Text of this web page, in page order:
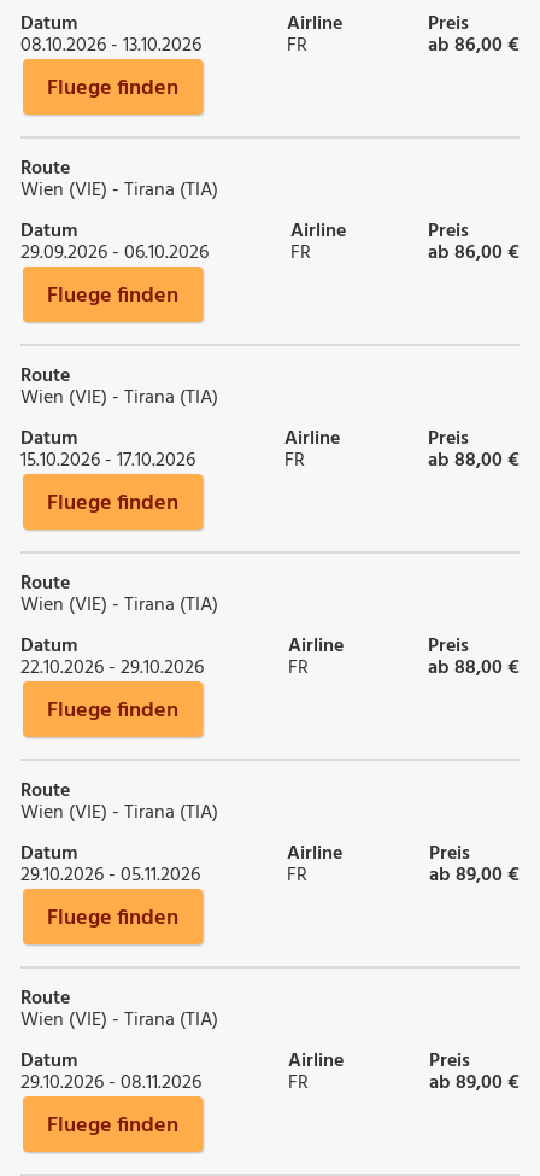
Datum
08.10.2026 - 13.10.2026
Airline
FR
Preis
ab 86,00 €
Fluege finden
Route
Wien (VIE) - Tirana (TIA)
Datum
29.09.2026 - 06.10.2026
Airline
FR
Preis
ab 86,00 €
Fluege finden
Route
Wien (VIE) - Tirana (TIA)
Datum
15.10.2026 - 17.10.2026
Airline
FR
Preis
ab 88,00 €
Fluege finden
Route
Wien (VIE) - Tirana (TIA)
Datum
22.10.2026 - 29.10.2026
Airline
FR
Preis
ab 88,00 €
Fluege finden
Route
Wien (VIE) - Tirana (TIA)
Datum
29.10.2026 - 05.11.2026
Airline
FR
Preis
ab 89,00 €
Fluege finden
Route
Wien (VIE) - Tirana (TIA)
Datum
29.10.2026 - 08.11.2026
Airline
FR
Preis
ab 89,00 €
Fluege finden